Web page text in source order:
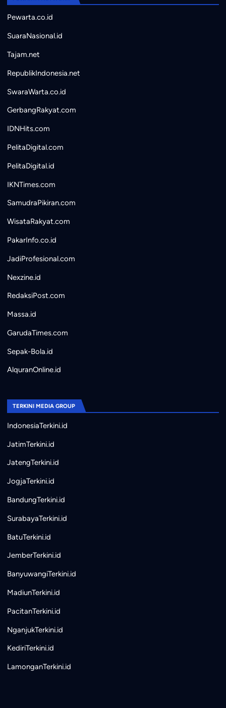
Pewarta.co.id
SuaraNasional.id
Tajam.net
RepublikIndonesia.net
SwaraWarta.co.id
GerbangRakyat.com
IDNHits.com
PelitaDigital.com
PelitaDigital.id
IKNTimes.com
SamudraPikiran.com
WisataRakyat.com
PakarInfo.co.id
JadiProfesional.com
Nexzine.id
RedaksiPost.com
Massa.id
GarudaTimes.com
Sepak-Bola.id
AlquranOnline.id
TERKINI MEDIA GROUP
IndonesiaTerkini.id
JatimTerkini.id
JatengTerkini.id
JogjaTerkini.id
BandungTerkini.id
SurabayaTerkini.id
BatuTerkini.id
JemberTerkini.id
BanyuwangiTerkini.id
MadiunTerkini.id
PacitanTerkini.id
NganjukTerkini.id
KediriTerkini.id
LamonganTerkini.id